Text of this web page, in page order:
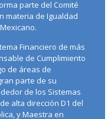
parte del Comité
materia de Igualdad
Financiero de más
de Cumplimiento
de áreas de
parte de su
de los Sistemas
alta dirección D1 del
y Maestra en